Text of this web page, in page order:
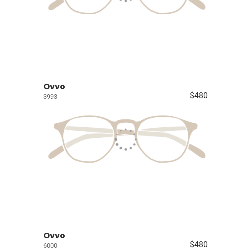
Ovvo
3993 $480
Ovvo
6000 $480